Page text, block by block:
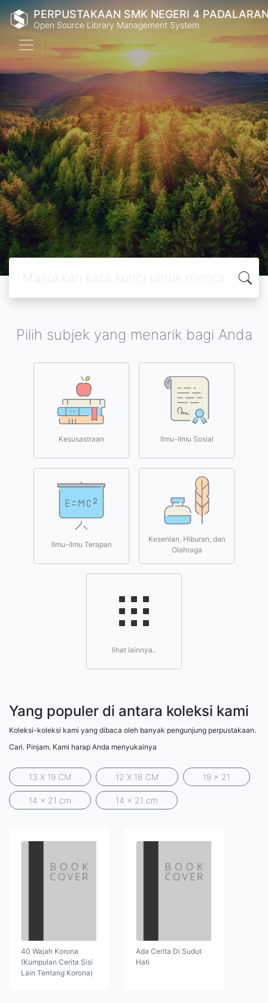
PERPUSTAKAAN SMK NEGERI 4
Open Source Library Management System
Pilih subjek yang menarik bagi Anda
Kesusastraan Ilmu-ilmu Sosial
Ilmu-ilmu Terapan
Kesenian, Hiburan, dan
Olahraga
lihat lainnya..
Yang populer di antara koleksi kami
Koleksi-koleksi kami yang dibaca oleh banyak pengunjung perpustakaan.
Cari. Pinjam. Kami harap Anda menyukainya
13 X 19 CM 12 X 18 CM 19 x 21
14 x 21 cm 14 x 21 cm
40 Wajah Korona
(Kumpulan Cerita Sisi
Lain Tentang Korona)
Ada Cerita Di Sudut
Hati